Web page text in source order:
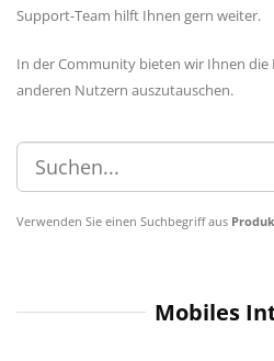
Support-Team hilft Ihnen gern weiter.
In der Community bieten wir Ihnen
anderen Nutzern auszutauschen.
Verwenden Sie einen Suchbegriff aus
Mobiles